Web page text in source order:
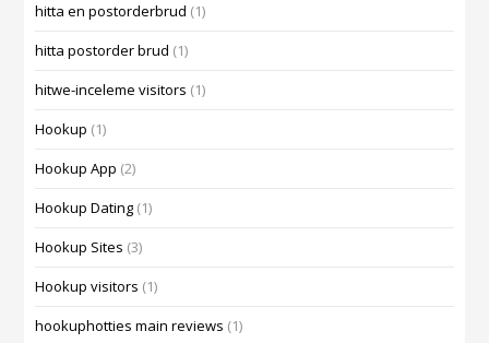
hitta en postorderbrud (1)
hitta postorder brud (1)
hitwe-inceleme visitors (1)
Hookup (1)
Hookup App (2)
Hookup Dating (1)
Hookup Sites (3)
Hookup visitors (1)
hookuphotties main reviews (1)